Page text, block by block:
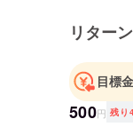
リター
目標
500円 残り